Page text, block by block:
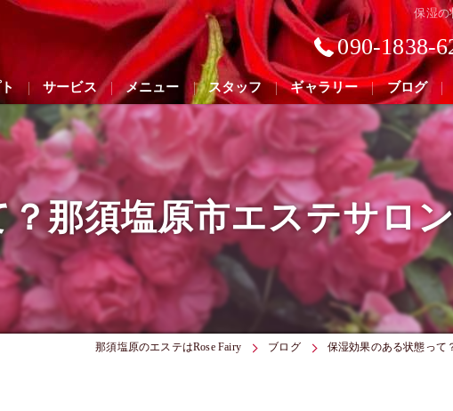
保湿の
090-1838-
サービス メニュー スタッフ ギャラリー ブログ
那須塩原市エステサロ
那須塩原のエステはRose Fairy ブログ 保湿効果のある状態って